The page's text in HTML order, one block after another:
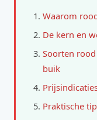
Waarom
De kern en
Soorten
buik
Praktische